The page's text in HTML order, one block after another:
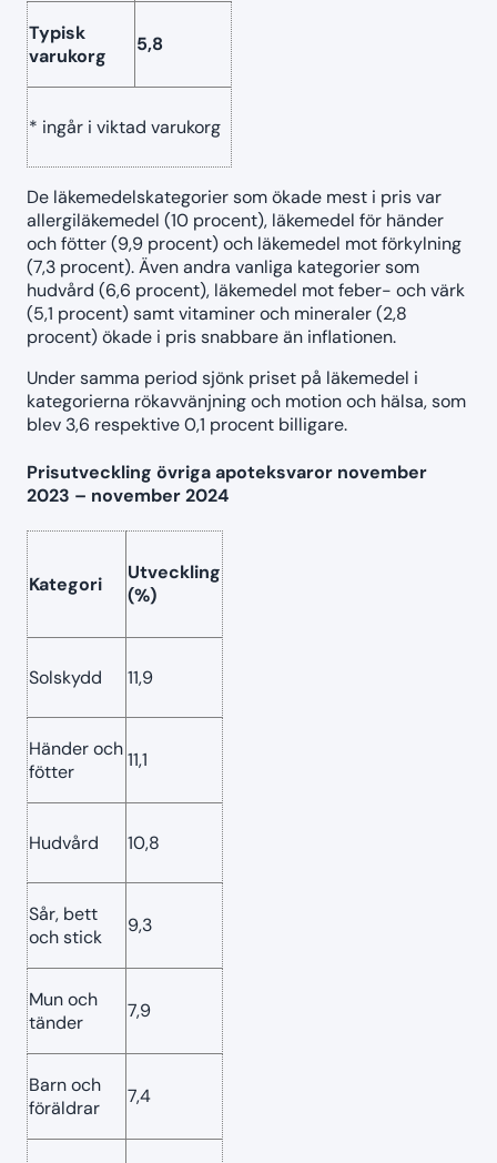
Typisk
varukorg
5,8
* ingår i viktad varukorg
De läkemedelskategorier som ökade mest i pris var
allergiläkemedel (10 procent), läkemedel för händer
och fötter (9,9 procent) och läkemedel mot förkylning
(7,3 procent). Även andra vanliga kategorier som
hudvård (6,6 procent), läkemedel mot feber- och värk
(5,1 procent) samt vitaminer och mineraler (2,8
procent) ökade i pris snabbare än inflationen.
Under samma period sjönk priset på läkemedel i
kategorierna rökavvänjning och motion och hälsa, som
blev 3,6 respektive 0,1 procent billigare.
Prisutveckling övriga apoteksvaror november
2023 – november 2024
Kategori
Utveckling
(%)
Solskydd 11,9
Händer och
fötter
11,1
Hudvård 10,8
Sår, bett
och stick
9,3
Mun och
tänder
7,9
Barn och
föräldrar
7,4